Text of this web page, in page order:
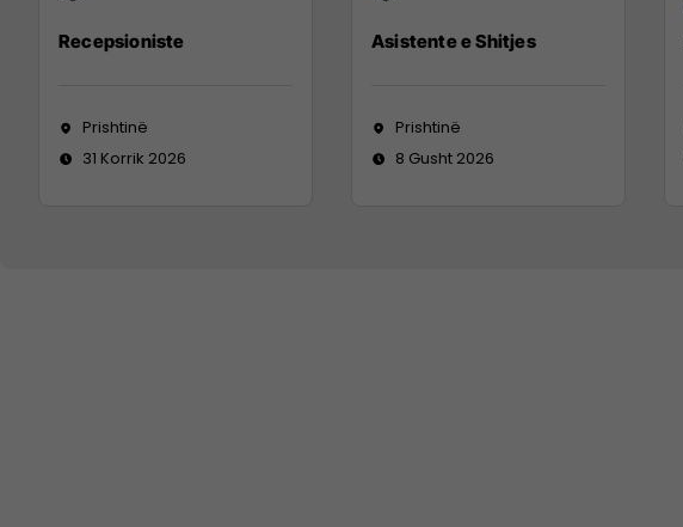
Recepsioniste
Prishtinë
31 Korrik 2026
Asistente e Shitjes
Prishtinë
8 Gusht 2026